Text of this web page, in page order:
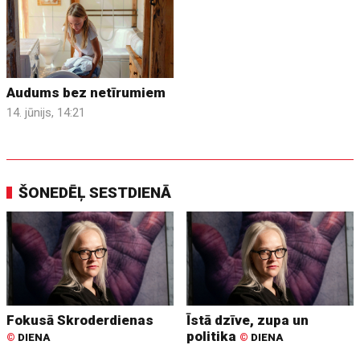
Audums bez netīrumiem
14. jūnijs, 14:21
ŠONEDĒĻ SESTDIENĀ
Fokusā Skroderdienas
© DIENA
Īstā dzīve, zupa un
politika © DIENA